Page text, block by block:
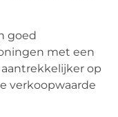
goed
met een
op
verkoopwaarde